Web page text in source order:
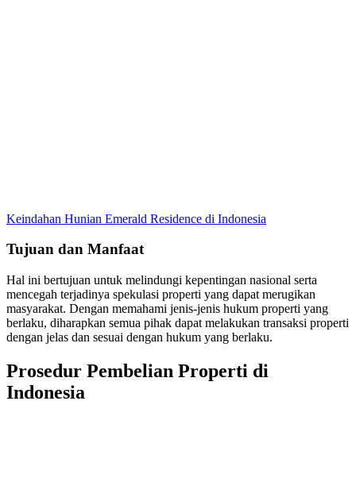
Keindahan Hunian Emerald Residence di Indonesia
Tujuan dan Manfaat
Hal ini bertujuan untuk melindungi kepentingan nasional serta
mencegah terjadinya spekulasi properti yang dapat merugikan
masyarakat. Dengan memahami jenis-jenis hukum properti yang
berlaku, diharapkan semua pihak dapat melakukan transaksi properti
dengan jelas dan sesuai dengan hukum yang berlaku.
Prosedur Pembelian Properti di
Indonesia